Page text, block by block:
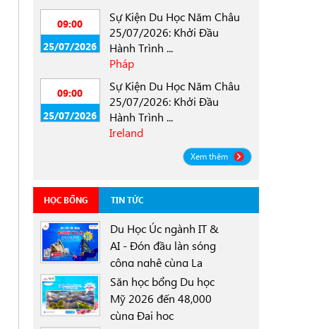
09:00
25/07/2026
Sự Kiện Du Học Năm Châu
25/07/2026: Khởi Đầu
Hành Trình ...
Pháp
09:00
25/07/2026
Sự Kiện Du Học Năm Châu
25/07/2026: Khởi Đầu
Hành Trình ...
Ireland
Xem thêm
HỌC BỔNG TIN TỨC
Du Học Úc ngành IT &
AI - Đón đầu làn sóng
công nghệ cùng La
Trobe University
Sydney Campus với
học bổng 30%
Săn học bổng Du học
Mỹ 2026 đến 48,000
cùng Đại học